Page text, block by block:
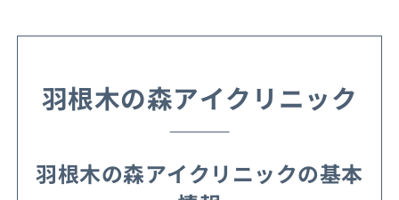
羽根木の森アイクリニック
羽根木の森アイクリニックの基本